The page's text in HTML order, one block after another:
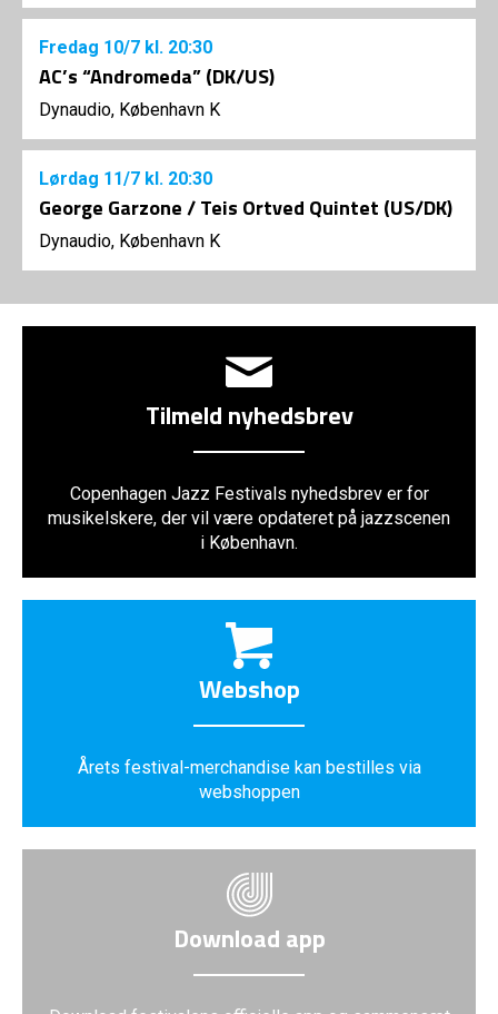
Fredag 10/7 kl. 20:30
AC’s “Andromeda” (DK/US)
Dynaudio, København K
Lørdag 11/7 kl. 20:30
George Garzone / Teis Ortved Quintet (US/DK)
Dynaudio, København K
Tilmeld nyhedsbrev
Copenhagen Jazz Festivals nyhedsbrev er for
musikelskere, der vil være opdateret på jazzscenen
i København.
Webshop
Årets festival-merchandise kan bestilles via
webshoppen
Download app